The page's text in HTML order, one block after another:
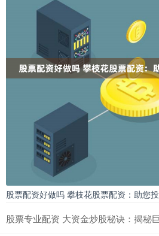
股票配资好做吗 攀枝花股票配资：助您
股票专业配资 大资金炒股秘诀：揭秘